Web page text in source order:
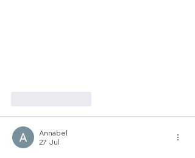
Annabel
27 Jul